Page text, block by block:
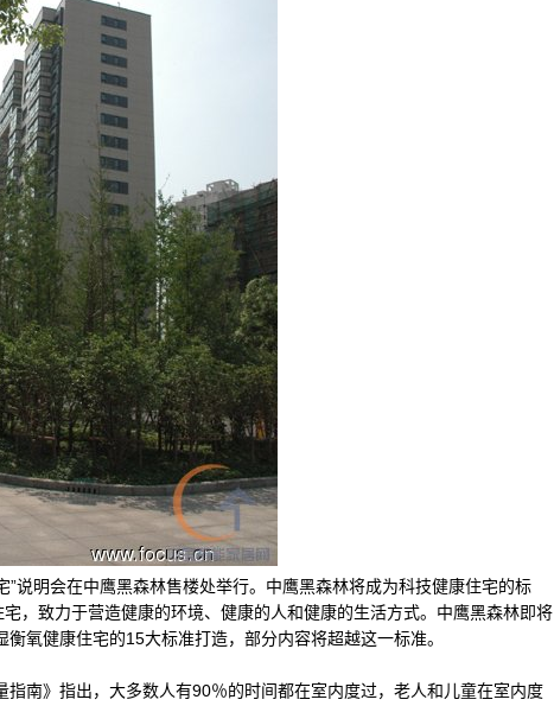
明会在中鹰黑森林售楼处举行。中鹰黑森林将成为科技健康住宅的标
，致力于营造健康的环境、健康的人和健康的生活方式。中鹰黑森林即将
氧健康住宅的15大标准打造，部分内容将超越这一标准。
》指出，大多数人有90％的时间都在室内度过，老人和儿童在室内度